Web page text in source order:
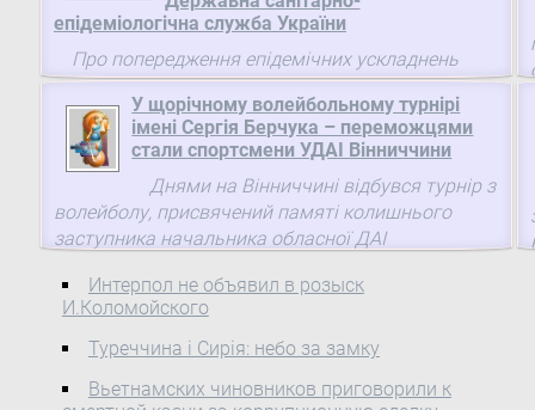
епідеміологічна служба України
Про попередження епідемічних ускладнень
внаслідок надзвичайних ситуацій, викликаних
повенями З метою попередження епідемічних
ускладнень серед населення України та
мінімізації їх наслідків, відповідно до ст. 40
Закону України "Про забезпечення санітарного
та епідемічного благополуччя населення"( 4004-
12 ) та пункту 4.31 Положення про Державну
400/2011 ), затвердженого Указом Президента
України від 6 квітня 2011 року № 400,
ПОСТАНОВЛЯЮ:
У щорічному волейбольному турнірі
імені Сергія Берчука – переможцями
стали спортсмени УДАІ Вінниччини
Днями на Вінниччині відбувся турнір з
волейболу, присвячений памяті колишнього
заступника начальника обласної ДАІ
переддень його народження, представники ...
Интерпол не объявил в розыск
И.Коломойского
Туреччина і Сирія: небо за замку
Вьетнамских чиновников приговорили к